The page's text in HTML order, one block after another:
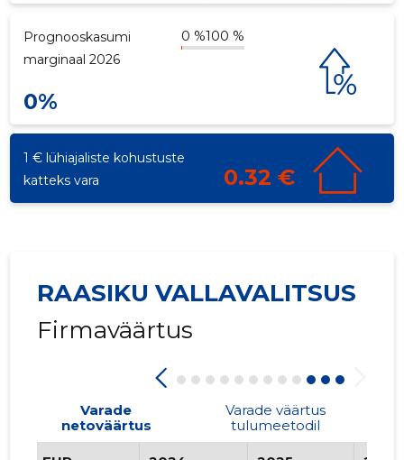
Prognooskasumi
marginaal 2026
0 %100 %
0%
1 € lühiajaliste kohustuste
katteks vara
0.32 €
RAASIKU VALLAVALITSUS
Firmaväärtus
Varade
netoväärtus
Varade väärtus
tulumeetodil